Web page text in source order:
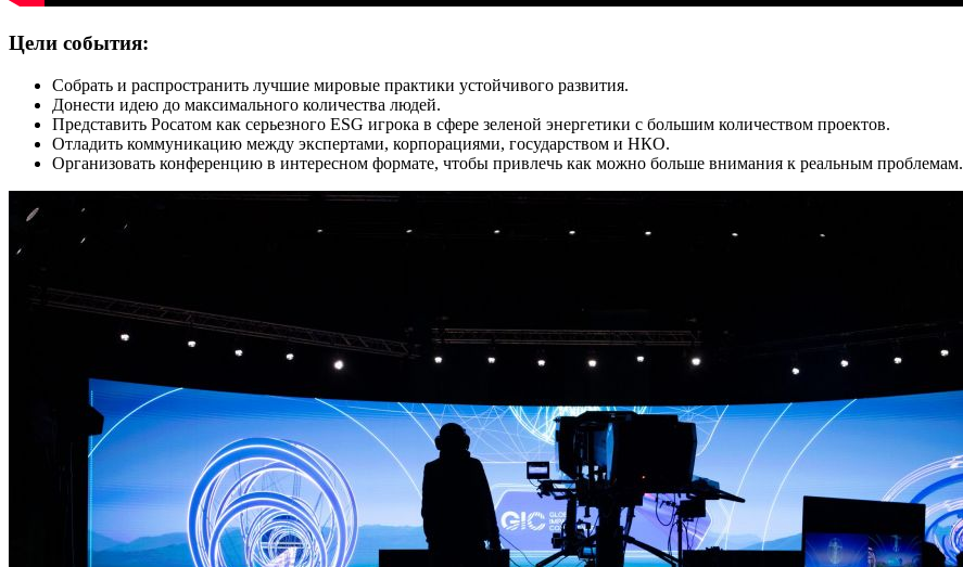
Цели события:
Собрать и распространить лучшие мировые практики устойчивого развития.
Донести идею до максимального количества людей.
Представить Росатом как серьезного ESG игрока в сфере зеленой энергетики с большим количеством проектов.
Отладить коммуникацию между экспертами, корпорациями, государством и НКО.
Организовать конференцию в интересном формате, чтобы привлечь как можно больше внимания к реальным проблемам.